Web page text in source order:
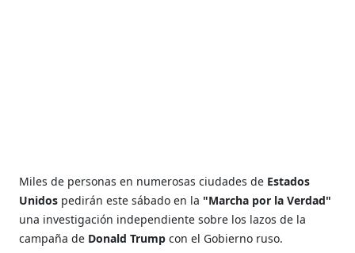
Miles de personas en numerosas ciudades de Estados
Unidos pedirán este sábado en la "Marcha por la Verdad"
una investigación independiente sobre los lazos de la
campaña de Donald Trumpcon el Gobierno ruso.